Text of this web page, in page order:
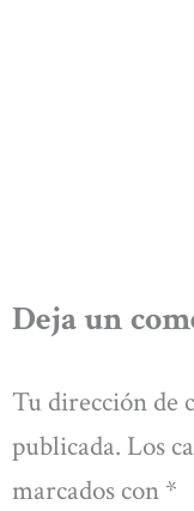
Deja un
Tu dirección de
publicada. Los
marcados con *